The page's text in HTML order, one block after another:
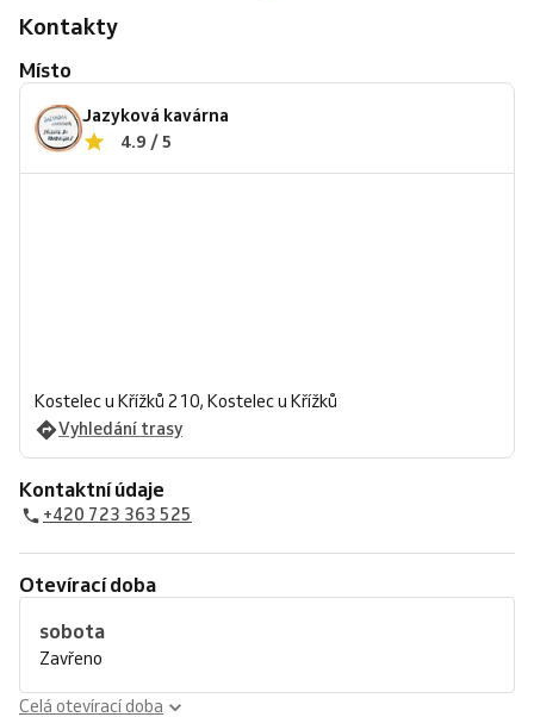
Kontakty
Místo
Jazyková kavárna
4.9 / 5
Kostelec u Křížků 210, Kostelec u Křížků
Vyhledání trasy
Kontaktní údaje
+420 723 363 525
Otevírací doba
sobota
Zavřeno
Celá otevírací doba